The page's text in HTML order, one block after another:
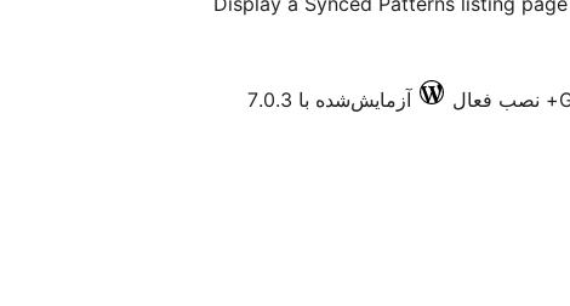
آزمایش‌شده با 7.0.3